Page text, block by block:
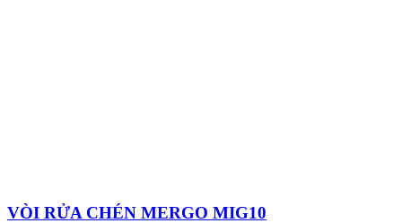
VÒI RỬA CHÉN MERGO MIG10